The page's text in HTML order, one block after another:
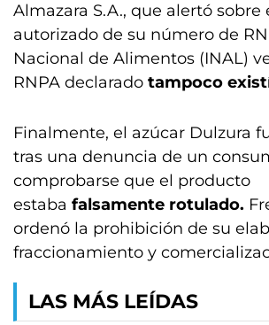
Almazara S.A., que alertó sobre
autorizado de su número de
Nacional de Alimentos (INAL)
RNPA declarado tampoco
Finalmente, el azúcar Dulzura
tras una denuncia de un
comprobarse que el producto
estaba falsamente rotulado.
ordenó la prohibición de su
fraccionamiento y
LAS MÁS LEÍDAS